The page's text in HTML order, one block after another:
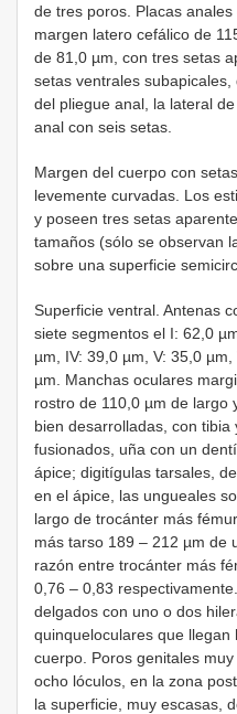
de tres poros. Placas
margen latero cefálico de
de 81,0 µm, con tres setas
setas ventrales
del pliegue anal, la lateral
anal con seis setas.
Margen del cuerpo con
levemente curvadas. Los
y poseen tres setas
tamaños (sólo se observan
sobre una superficie
Superficie ventral. Antenas
siete segmentos el I: 62,0
µm, IV: 39,0 µm, V: 35,0
µm. Manchas oculares
rostro de 110,0 µm de largo
bien desarrolladas, con
fusionados, uña con un
ápice; digitígulas tarsales,
en el ápice, las ungueales
largo de trocánter más
más tarso 189 – 212 µm de
razón entre trocánter más
0,76 – 0,83
delgados con uno o dos
quinqueloculares que llegan
cuerpo. Poros genitales
ocho lóculos, en la zona
la superficie, muy escasas,